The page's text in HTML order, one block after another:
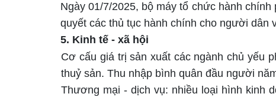
Ngày 01/7/2025, bộ máy tổ chức hành
quyết các thủ tục hành chính cho người dân
5. Kinh tế - xã hội
Cơ cấu giá trị sản xuất các ngành chủ yếu
thuỷ sản. Thu nhập bình quân đầu người
Thương mại - dịch vụ: nhiều loại hình kinh